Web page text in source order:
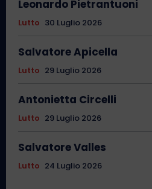
Leonardo Pietrantuoni
Lutto 30 Luglio 2026
Salvatore Apicella
Lutto 29 Luglio 2026
Antonietta Circelli
Lutto 29 Luglio 2026
Salvatore Valles
Lutto 24 Luglio 2026